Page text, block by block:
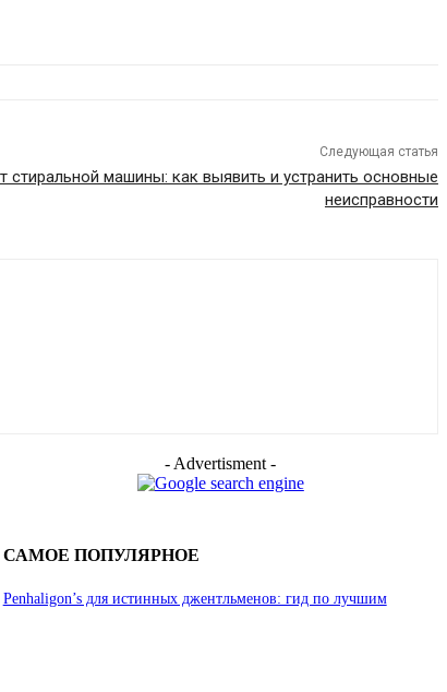
Следующая статья
стиральной машины: как выявить и устранить основные
неисправности
- Advertisment -
САМОЕ ПОПУЛЯРНОЕ
Penhaligon’s для истинных джентльменов: гид по лучшим